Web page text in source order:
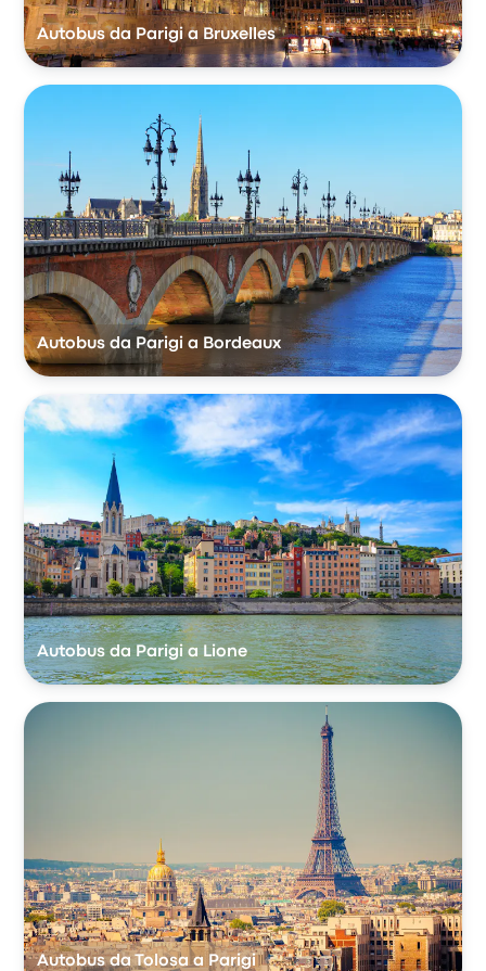
Autobus da Parigi a Bruxelles
Autobus da Parigi a Bordeaux
Autobus da Parigi a Lione
Autobus da Tolosa a Parigi